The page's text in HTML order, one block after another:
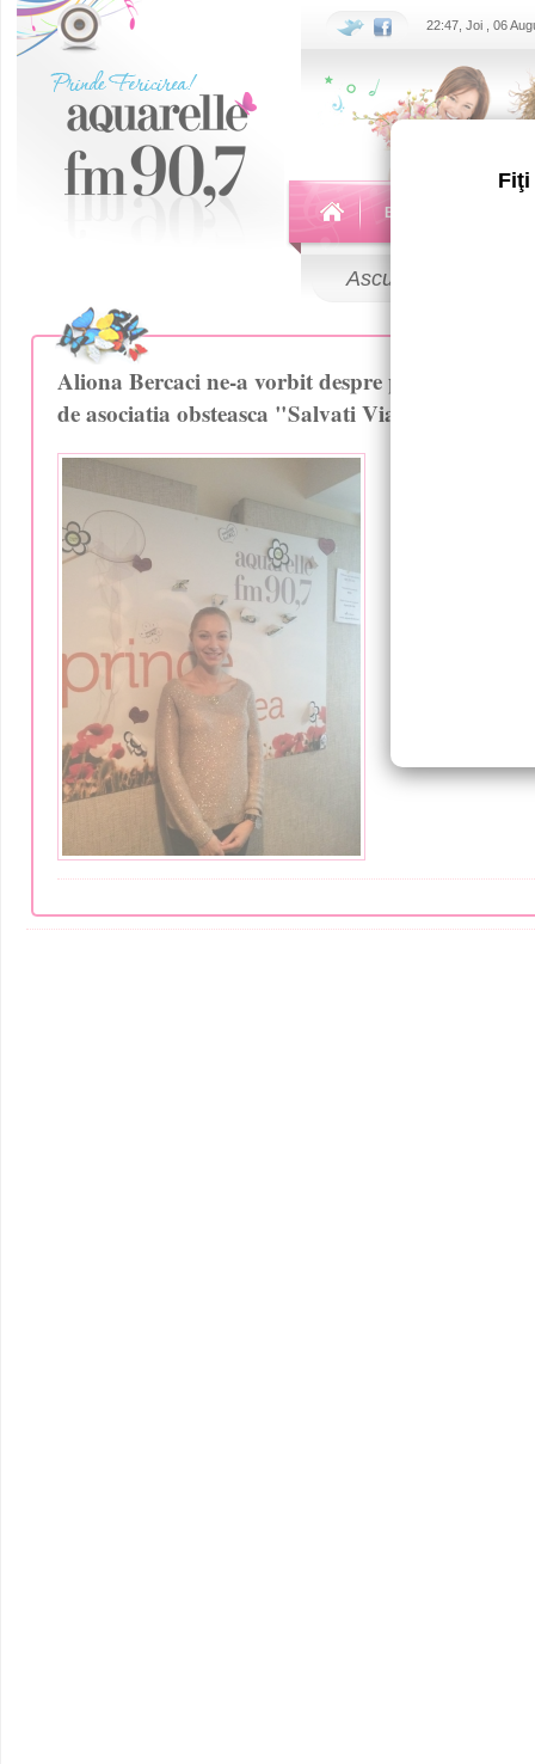
Fiţi
22:47, Joi , 06
Echipa
Ascultă
Aliona Bercaci ne-a vorbit despre primul
de asociatia obsteasca "Salvati Viata"!